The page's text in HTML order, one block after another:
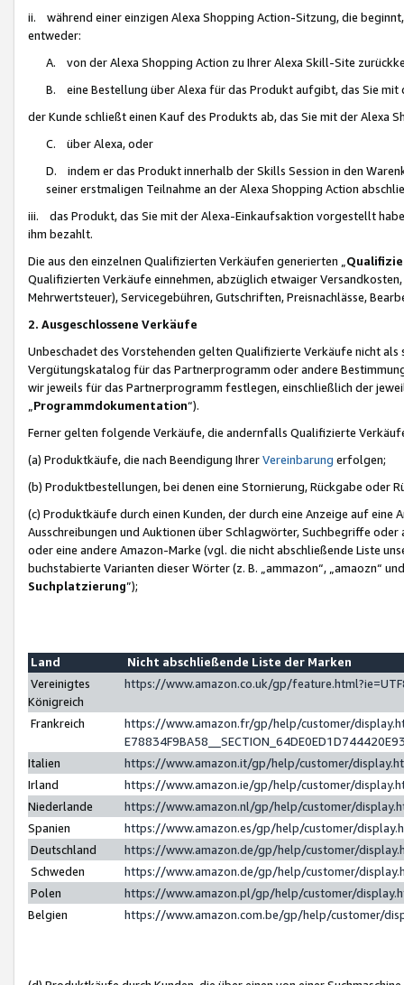
ii. während einer einzigen Alexa Shopping Action-Sitzung, die
entweder:
A. von der Alexa Shopping Action zu Ihrer Alexa Skill-Site
B. eine Bestellung über Alexa für das Produkt aufgibt, das Sie mit
der Kunde schließt einen Kauf des Produkts ab, das Sie mit der Alexa
C. über Alexa, oder
D. indem er das Produkt innerhalb der Skills Session in den
seiner erstmaligen Teilnahme an der Alexa Shopping Action
iii. das Produkt, das Sie mit der Alexa-Einkaufsaktion vorgestellt
ihm bezahlt.
Die aus den einzelnen Qualifizierten Verkäufen generierten „
Qualifizierten Verkäufe einnehmen, abzüglich etwaiger
Mehrwertsteuer), Servicegebühren, Gutschriften, Preisnachlässe,
2. Ausgeschlossene Verkäufe
Unbeschadet des Vorstehenden gelten Qualifizierte Verkäufe nicht
Vergütungskatalog für das Partnerprogramm oder andere
wir jeweils für das Partnerprogramm festlegen, einschließlich der
Programmdokumentation“).
Ferner gelten folgende Verkäufe, die andernfalls Qualifizierte
(a) Produktkäufe, die nach Beendigung IhrerVereinbarung erfolgen;
(b) Produktbestellungen, bei denen eine Stornierung, Rückgabe oder
(c) Produktkäufe durch einen Kunden, der durch eine Anzeige auf
Ausschreibungen und Auktionen über Schlagwörter, Suchbegriffe
oder eine andere Amazon-Marke (vgl. die nicht abschließende Liste
buchstabierte Varianten dieser Wörter (z. B. „ammazon“, „amaozn“
Suchplatzierung”);
Land
Nicht abschließende Liste der Marken
Vereinigtes
Königreich
https://www.amazon.co.uk/gp/
Frankreich
https://www.amazon.fr/gp/help/customer/
Italien
https://www.amazon.it/gp/help/customer/
Irland
https://www.amazon.ie/gp/help/customer/
Niederlande
https://www.amazon.nl/gp/help/customer/
Spanien
https://www.amazon.es/gp/help/customer/
Deutschland
https://www.amazon.de/gp/help/customer/
Schweden
https://www.amazon.de/gp/help/customer/
Polen
https://www.amazon.pl/gp/help/customer/
Belgien
https://www.amazon.com.be/gp/help/customer/